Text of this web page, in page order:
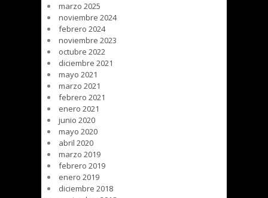
marzo 2025
noviembre 2024
febrero 2024
noviembre 2023
octubre 2022
diciembre 2021
mayo 2021
marzo 2021
febrero 2021
enero 2021
junio 2020
mayo 2020
abril 2020
marzo 2019
febrero 2019
enero 2019
diciembre 2018